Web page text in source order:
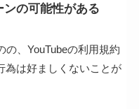
の可能性がある
、YouTubeの利用規約
為は好ましくないことが